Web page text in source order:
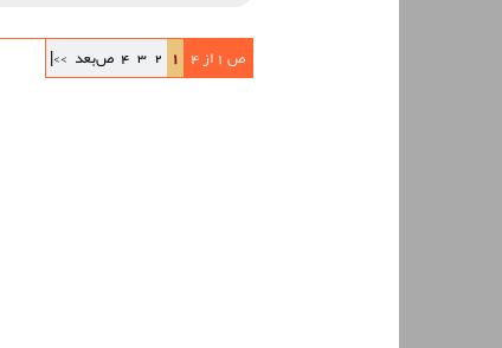
ص 1 از 4 1
2
3
4 ص‌بعد >>|